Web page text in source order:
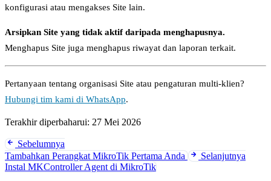
konfigurasi atau mengakses Site lain.
Arsipkan Site yang tidak aktif daripada menghapusnya.
Menghapus Site juga menghapus riwayat dan laporan terkait.
Pertanyaan tentang organisasi Site atau pengaturan multi-klien?
Hubungi tim kami di WhatsApp.
Terakhir diperbaharui: 27 Mei 2026
Sebelumnya
Tambahkan Perangkat MikroTik Pertama Anda
Selanjutnya
Instal MKController Agent di MikroTik